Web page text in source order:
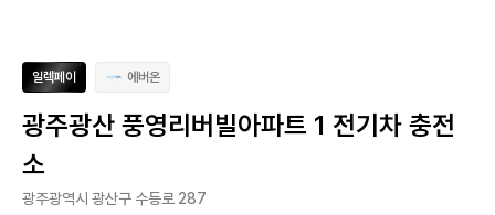
일렉페이 에버온
광주광산 풍영리버빌아파트 1 전기차 충전
소
광주광역시 광산구 수등로 287